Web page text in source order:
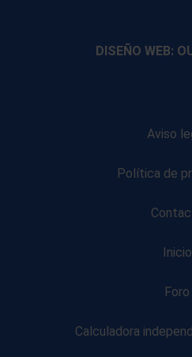
DISEÑO WEB:
Aviso
Política de
Inicio
Foro
Calculadora